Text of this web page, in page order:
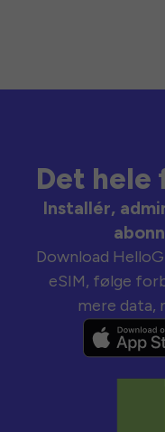
Det hele
Installér,
Download
eSIM, følge
mere data,